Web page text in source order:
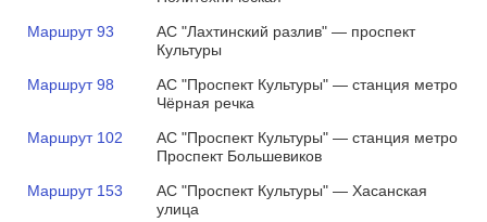
Маршрут 93
АС "Лахтинский разлив" — проспект
Культуры
Маршрут 98
АС "Проспект Культуры" — станция метро
Чёрная речка
Маршрут 102
АС "Проспект Культуры" — станция метро
Проспект Большевиков
Маршрут 153
АС "Проспект Культуры" — Хасанская
улица